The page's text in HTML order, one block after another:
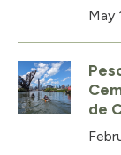
May
de